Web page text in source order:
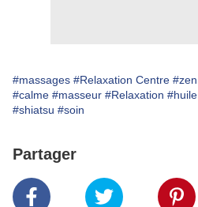
#massages #Relaxation Centre #zen
#calme #masseur #Relaxation #huile
#shiatsu #soin
Partager